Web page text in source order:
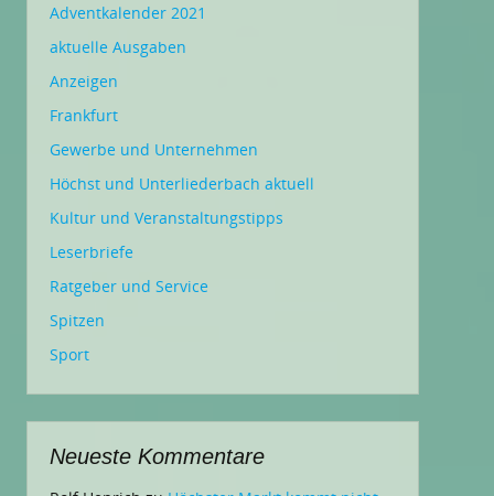
Adventkalender 2021
aktuelle Ausgaben
Anzeigen
Frankfurt
Gewerbe und Unternehmen
Höchst und Unterliederbach aktuell
Kultur und Veranstaltungstipps
Leserbriefe
Ratgeber und Service
Spitzen
Sport
Neueste Kommentare